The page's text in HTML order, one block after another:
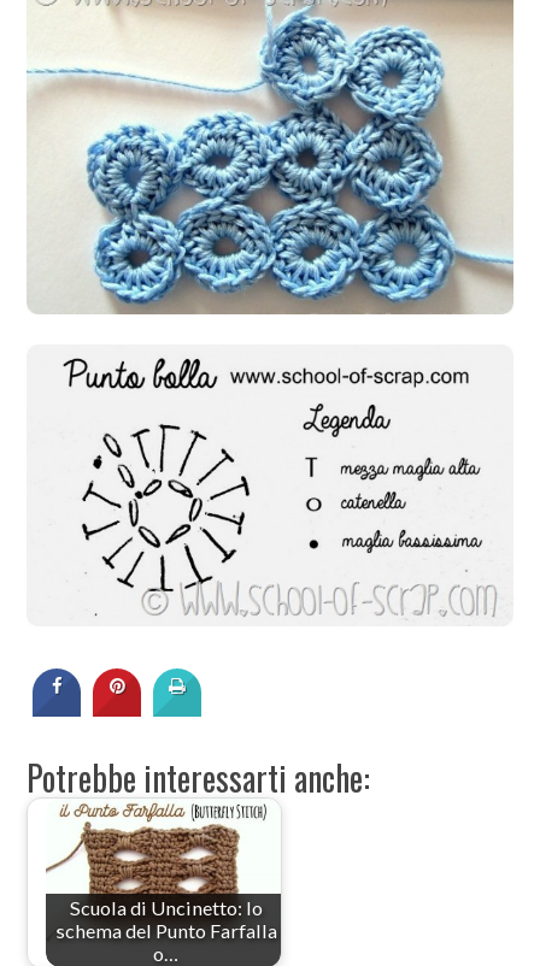
Potrebbe interessarti anche:
Scuola di Uncinetto: lo
schema del Punto Farfalla
o…